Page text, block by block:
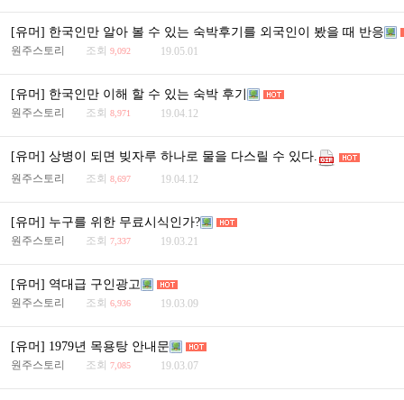
[유머] 한국인만 알아 볼 수 있는 숙박후기를 외국인이 봤을 때 반응
원주스토리 조회 9,092 19.05.01
[유머] 한국인만 이해 할 수 있는 숙박 후기
원주스토리 조회 8,971 19.04.12
[유머] 상병이 되면 빚자루 하나로 물을 다스릴 수 있다.
원주스토리 조회 8,697 19.04.12
[유머] 누구를 위한 무료시식인가?
원주스토리 조회 7,337 19.03.21
[유머] 역대급 구인광고
원주스토리 조회 6,936 19.03.09
[유머] 1979년 목용탕 안내문
원주스토리 조회 7,085 19.03.07